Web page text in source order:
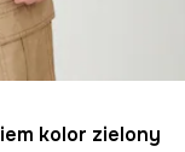
kolor zielony